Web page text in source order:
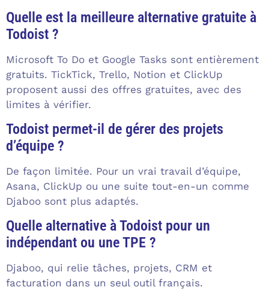
Quelle est la meilleure alternative gratuite à
Todoist ?
Microsoft To Do et Google Tasks sont entièrement
gratuits. TickTick, Trello, Notion et ClickUp
proposent aussi des offres gratuites, avec des
limites à vérifier.
Todoist permet-il de gérer des projets
d’équipe ?
De façon limitée. Pour un vrai travail d’équipe,
Asana, ClickUp ou une suite tout-en-un comme
Djaboo sont plus adaptés.
Quelle alternative à Todoist pour un
indépendant ou une TPE ?
Djaboo, qui relie tâches, projets, CRM et
facturation dans un seul outil français.